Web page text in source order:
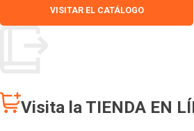
VISITAR EL CATÁLOGO
Visita la TIENDA EN